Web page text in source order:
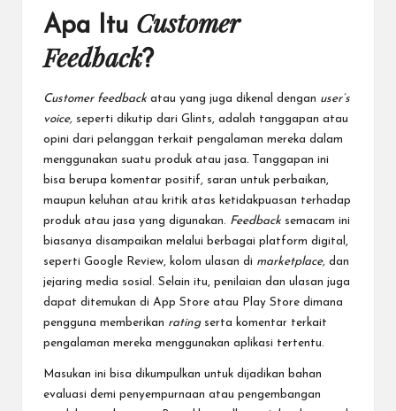
Apa Itu Customer
Feedback?
Customer feedback atau yang juga dikenal dengan user’s
voice, seperti dikutip dari Glints, adalah tanggapan atau
opini dari pelanggan terkait pengalaman mereka dalam
menggunakan suatu produk atau jasa.
Tanggapan ini
bisa berupa komentar positif, saran untuk perbaikan,
maupun keluhan atau kritik atas ketidakpuasan terhadap
produk atau jasa yang digunakan. Feedback semacam ini
biasanya disampaikan melalui berbagai platform digital,
seperti Google Review, kolom ulasan di marketplace, dan
jejaring media sosial. Selain itu, penilaian dan ulasan juga
dapat ditemukan di App Store atau Play Store dimana
pengguna memberikan ratingserta komentar terkait
pengalaman mereka menggunakan aplikasi tertentu.
Masukan ini bisa dikumpulkan untuk dijadikan bahan
evaluasi demi penyempurnaan atau pengembangan